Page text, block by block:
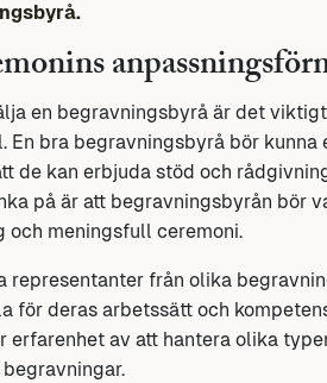
en begravningsbyrå är det
En bra begravningsbyrå bör
de kan erbjuda stöd och
på är att begravningsbyrån bör
och meningsfull ceremoni.
representanter från olika
för deras arbetssätt och
erfarenhet av att hantera olika